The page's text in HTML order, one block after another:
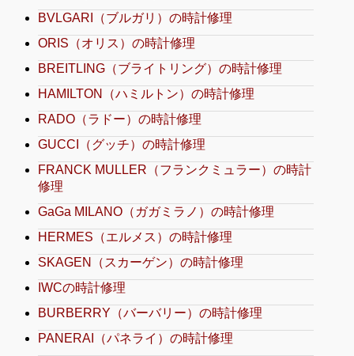
BVLGARI（ブルガリ）の時計修理
ORIS（オリス）の時計修理
BREITLING（ブライトリング）の時計修理
HAMILTON（ハミルトン）の時計修理
RADO（ラドー）の時計修理
GUCCI（グッチ）の時計修理
FRANCK MULLER（フランクミュラー）の時計
修理
GaGa MILANO（ガガミラノ）の時計修理
HERMES（エルメス）の時計修理
SKAGEN（スカーゲン）の時計修理
IWCの時計修理
BURBERRY（バーバリー）の時計修理
PANERAI（パネライ）の時計修理